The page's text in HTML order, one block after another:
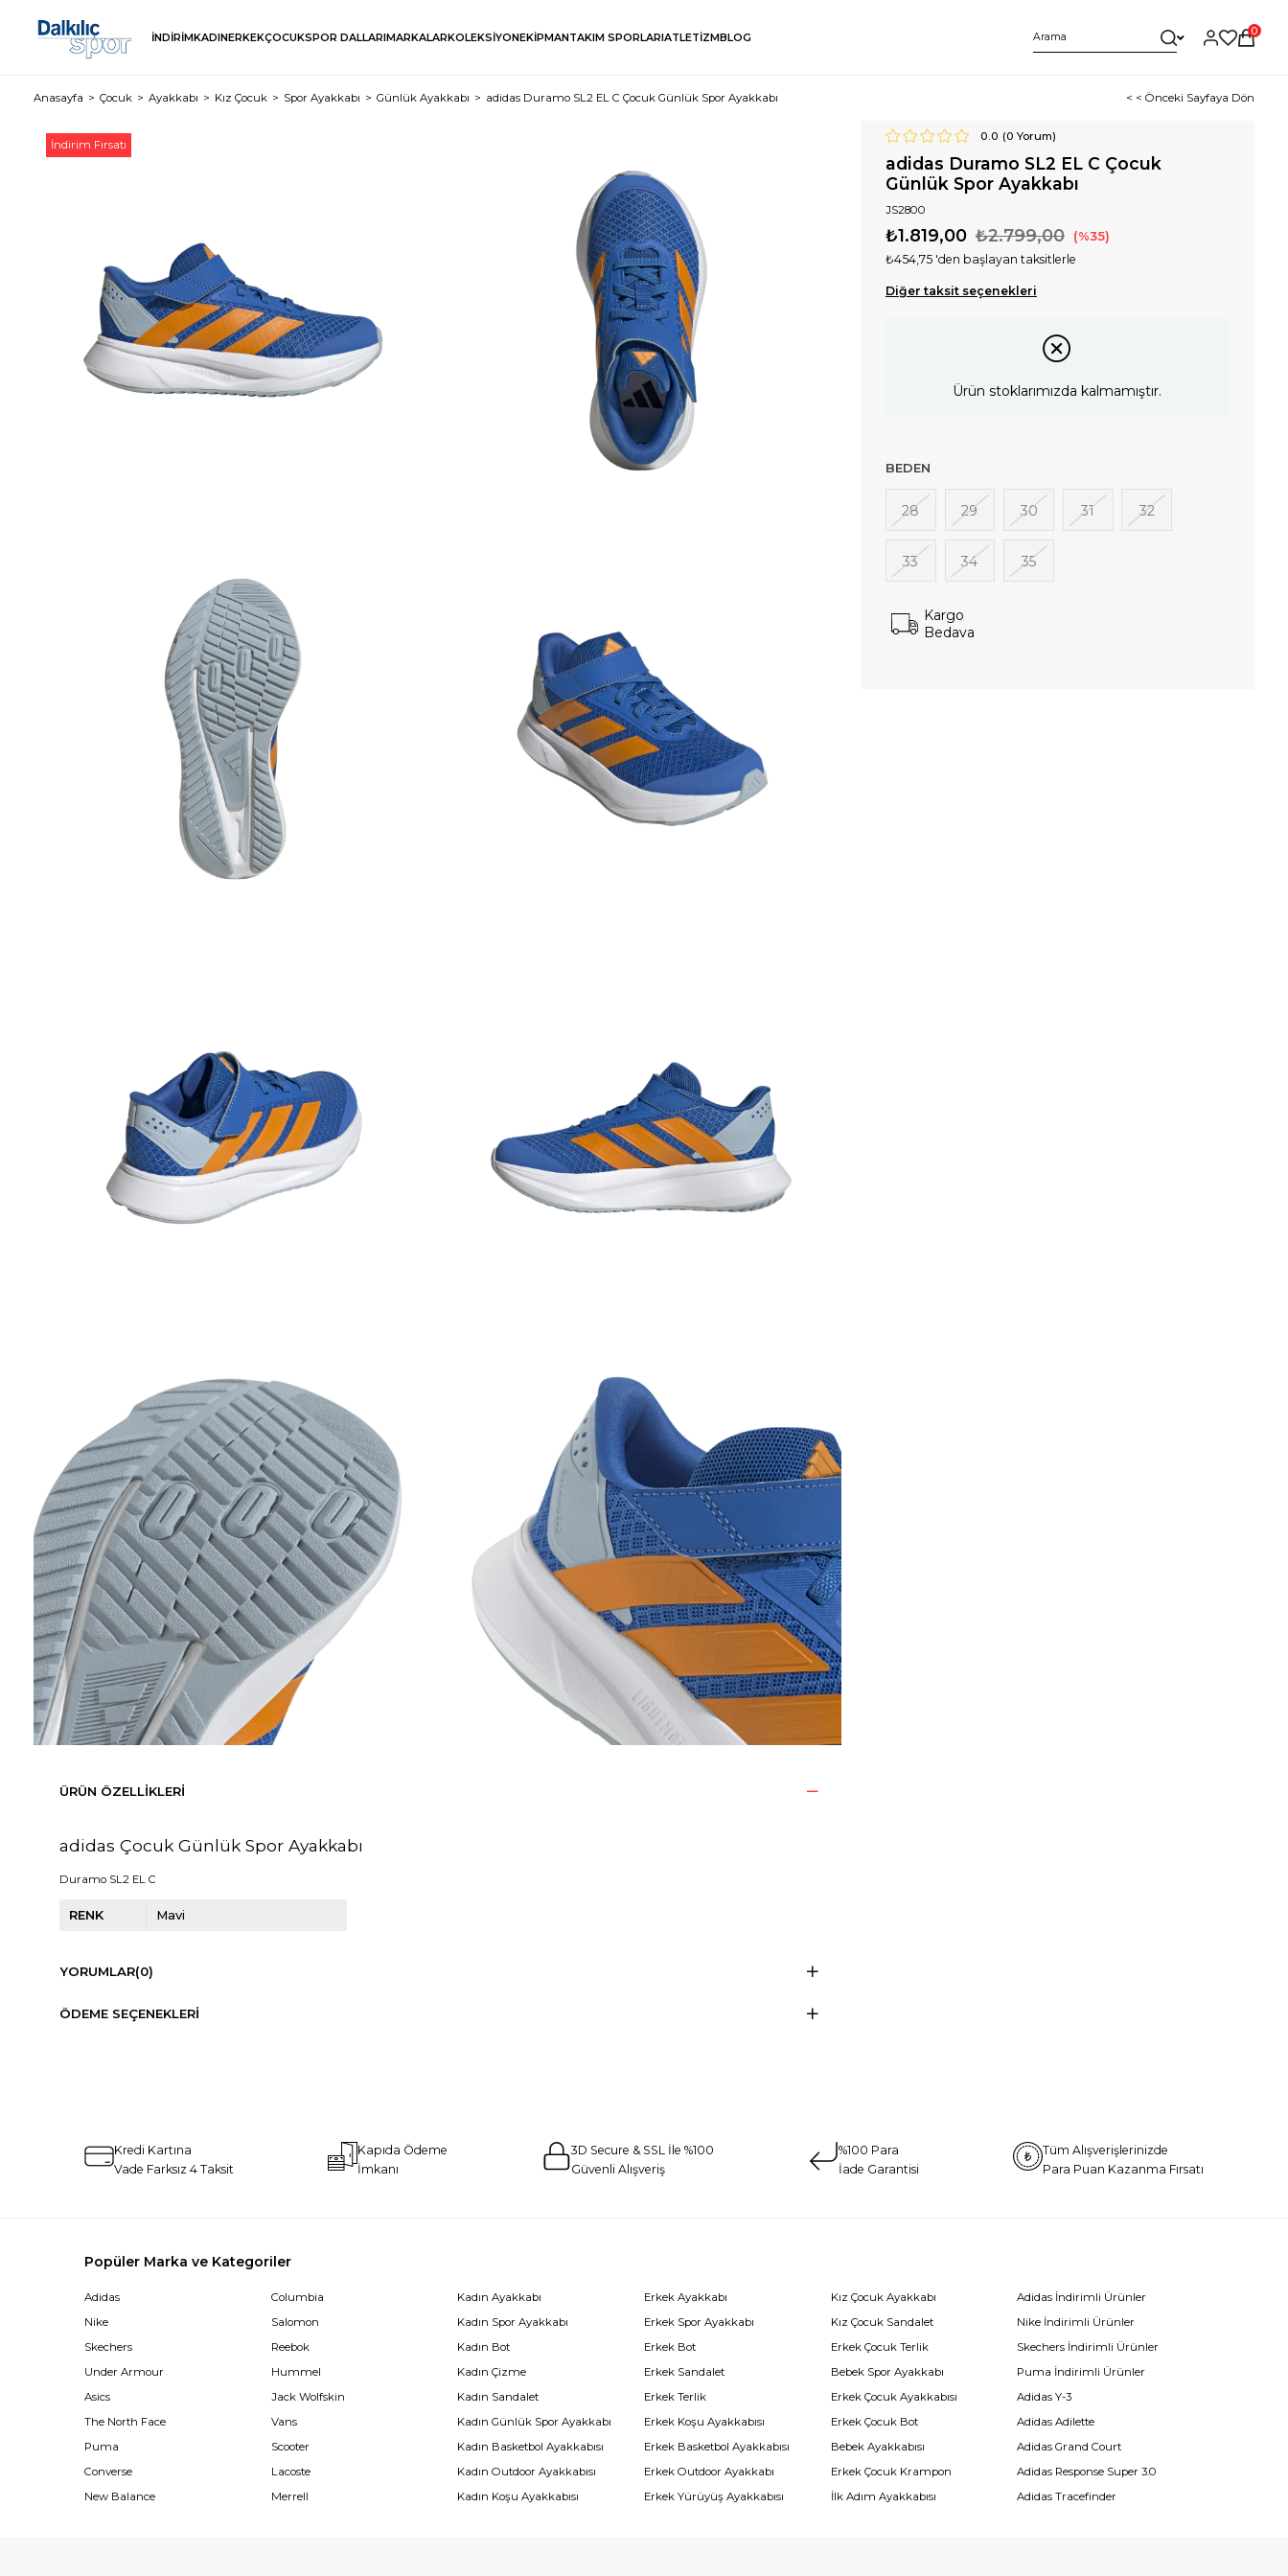
İNDİRİMKADINERKEKÇOCUKSPOR DALLARIMARKALARKOLEKSİYONEKİPMANTAKIM SPORLARIATLETİZMBLOG
0
Anasayfa Çocuk Ayakkabı Kız Çocuk Spor Ayakkabı Günlük Ayakkabı adidas Duramo SL2 EL C Çocuk Günlük Spor Ayakkabı < < Önceki Sayfaya Dön
İndirim Fırsatı
0.0 (0 Yorum)
adidas Duramo SL2 EL C Çocuk
Günlük Spor Ayakkabı
JS2800
₺2.799,00
₺1.819,00 35
₺454,75 'den başlayan taksitlerle
Diğer taksit seçenekleri
Ürün stoklarımızda kalmamıştır.
BEDEN
28 29 30 31 32
33 34 35
Kargo
Bedava
ÜRÜN ÖZELLIKLERI
adidas Çocuk Günlük Spor Ayakkabı
Duramo SL2 EL C
RENK Mavi
YORUMLAR(0)
ÖDEME SEÇENEKLERI
Kredi Kartına
Vade Farksız 4 Taksit
Kapıda Ödeme
İmkanı
3D Secure & SSL İle %100
Güvenli Alışveriş
%100 Para
İade Garantisi
Tüm Alışverişlerinizde
Para Puan Kazanma Fırsatı
Popüler Marka ve Kategoriler
Adidas
Nike
Skechers
Under Armour
Asics
The North Face
Puma
Converse
New Balance
Columbia
Salomon
Reebok
Hummel
Jack Wolfskin
Vans
Scooter
Lacoste
Merrell
Kadın Ayakkabı
Kadın Spor Ayakkabı
Kadın Bot
Kadın Çizme
Kadın Sandalet
Kadın Günlük Spor Ayakkabı
Kadın Basketbol Ayakkabısı
Kadın Outdoor Ayakkabısı
Kadın Koşu Ayakkabısı
Erkek Ayakkabı
Erkek Spor Ayakkabı
Erkek Bot
Erkek Sandalet
Erkek Terlik
Erkek Koşu Ayakkabısı
Erkek Basketbol Ayakkabısı
Erkek Outdoor Ayakkabı
Erkek Yürüyüş Ayakkabısı
Kız Çocuk Ayakkabı
Kız Çocuk Sandalet
Erkek Çocuk Terlik
Bebek Spor Ayakkabı
Erkek Çocuk Ayakkabısı
Erkek Çocuk Bot
Bebek Ayakkabısı
Erkek Çocuk Krampon
İlk Adım Ayakkabısı
Adidas İndirimli Ürünler
Nike İndirimli Ürünler
Skechers İndirimli Ürünler
Puma İndirimli Ürünler
Adidas Y-3
Adidas Adilette
Adidas Grand Court
Adidas Response Super 3.0
Adidas Tracefinder